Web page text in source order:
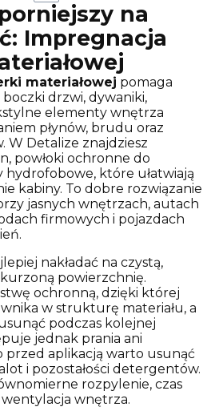
na
Impregnacja
materiałowej pomaga
drzwi, dywaniki,
elementy wnętrza
płynów, brudu oraz
W Detalize znajdziesz
powłoki ochronne do
hydrofobowe, które ułatwiają
kabiny. To dobre rozwiązanie
jasnych wnętrzach, autach
firmowych i pojazdach
nakładać na czystą,
powierzchnię.
ochronną, dzięki której
w strukturę materiału, a
podczas kolejnej
jednak prania ani
przed aplikacją warto usunąć
i pozostałości detergentów.
rozpylenie, czas
wnętrza.